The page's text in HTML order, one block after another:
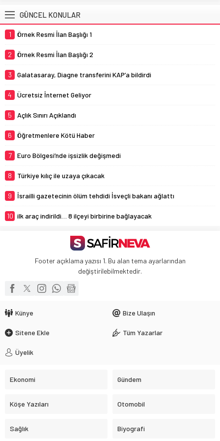
GÜNCEL KONULAR
1 Örnek Resmi İlan Başlığı 1
2 Örnek Resmi İlan Başlığı 2
3 Galatasaray, Diagne transferini KAP’a bildirdi
4 Ücretsiz İnternet Geliyor
5 Açlık Sınırı Açıklandı
6 Öğretmenlere Kötü Haber
7 Euro Bölgesi’nde işsizlik değişmedi
8 Türkiye kılıç ile uzaya çıkacak
9 İsrailli gazetecinin ölüm tehdidi İsveçli bakanı ağlattı
10 ilk araç indirildi… 8 ilçeyi birbirine bağlayacak
Footer açıklama yazısı 1. Bu alan tema ayarlarından
değiştirilebilmektedir.
Künye Bize Ulaşın
Sitene Ekle Tüm Yazarlar
Üyelik
Ekonomi Gündem
Köşe Yazıları Otomobil
Sağlık Biyografi